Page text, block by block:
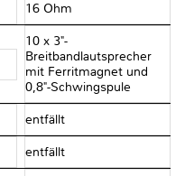
16 Ohm
10 x 3"-
Breitbandlautsprecher
mit Ferritmagnet und
0,8"-Schwingspule
entfällt
entfällt